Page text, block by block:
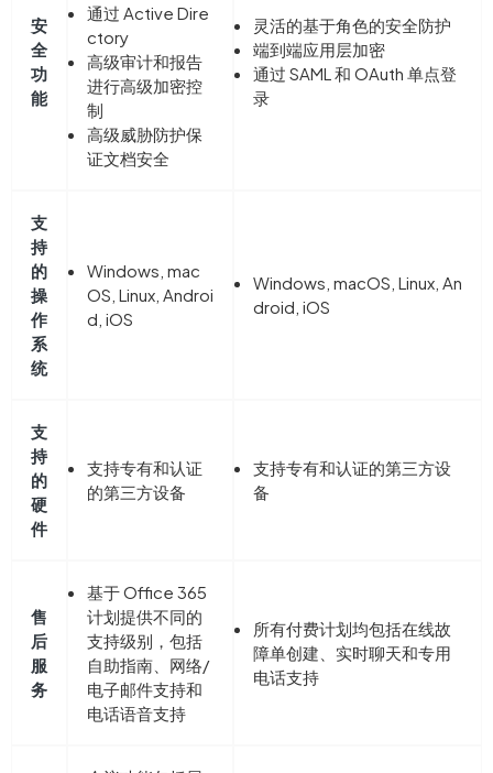
安
全
功
能
通过 Active Dire
ctory
高级审计和报告
进行高级加密控
制
高级威胁防护保
证文档安全
灵活的基于角色的安全防护
端到端应用层加密
通过 SAML 和 OAuth 单点登
录
支
持
的
操
作
系
统
Windows, mac
OS, Linux, Androi
d, iOS
Windows, macOS, Linux, An
droid, iOS
支
持
的
硬
件
支持专有和认证
的第三方设备
支持专有和认证的第三方设
备
售
后
服
务
基于 Office 365
计划提供不同的
支持级别，包括
自助指南、网络/
电子邮件支持和
电话语音支持
所有付费计划均包括在线故
障单创建、实时聊天和专用
电话支持